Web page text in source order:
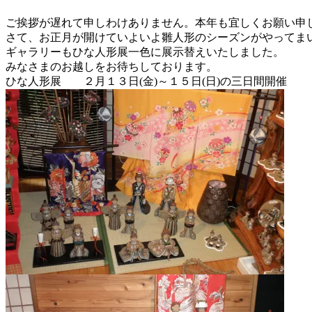
ご挨拶が遅れて申しわけありません。本年も宜しくお願い申
さて、お正月が開けていよいよ雛人形のシーズンがやってま
ギャラリーもひな人形展一色に展示替えいたしました。
みなさまのお越しをお待ちしております。
ひな人形展 ２月１３日(金)～１５日(日)の三日間開催